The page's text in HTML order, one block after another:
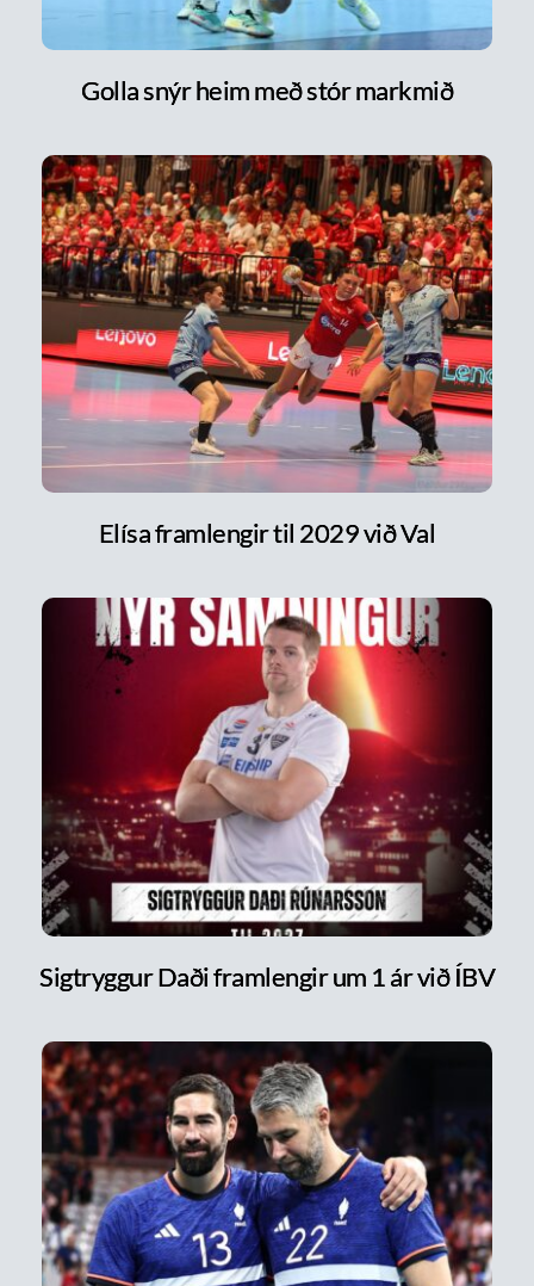
Golla snýr heim með stór markmið
Elísa framlengir til 2029 við Val
Sigtryggur Daði framlengir um 1 ár við ÍBV